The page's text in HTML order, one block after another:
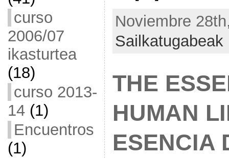
curso
2006/07
ikasturtea
(18)
curso 2013-
14(1)
Encuentros
(1)
Noviembre
Sailkatugabeak
THE
HUMAN
ESENCIA